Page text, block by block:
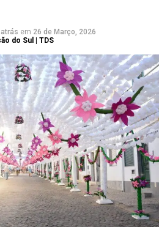
em 26 de Março, 2026
do Sul | TDS